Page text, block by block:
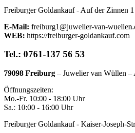
Freiburger Goldankauf - Auf der Zinnen 1
E-Mail: freiburg1@juwelier-van-
WEB: https://freiburger-goldankauf.com
Tel.: 0761-137 56 53
79098 Freiburg – Juwelier van Wüllen –
Öffnungszeiten:
Mo.-Fr. 10:00 - 18:00 Uhr
Sa.: 10:00 - 16:00 Uhr
Freiburger Goldankauf - Kaiser-Joseph-